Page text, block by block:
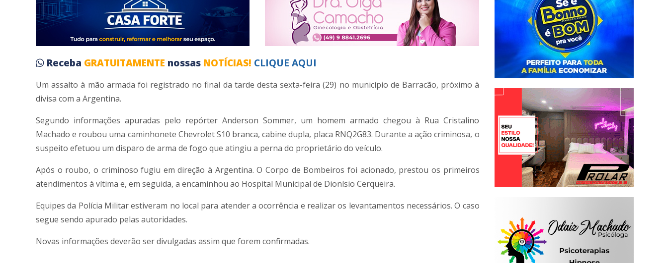
Receba GRATUITAMENTE nossas NOTÍCIAS! CLIQUE AQUI
Um assalto à mão armada foi registrado no final da tarde desta sexta-feira (29) no município de Barracão, próximo à
divisa com a Argentina.
Segundo informações apuradas pelo repórter Anderson Sommer, um homem armado chegou à Rua Cristalino
Machado e roubou uma caminhonete Chevrolet S10 branca, cabine dupla, placa RNQ2G83. Durante a ação criminosa, o
suspeito efetuou um disparo de arma de fogo que atingiu a perna do proprietário do veículo.
Após o roubo, o criminoso fugiu em direção à Argentina. O Corpo de Bombeiros foi acionado, prestou os primeiros
atendimentos à vítima e, em seguida, a encaminhou ao Hospital Municipal de Dionísio Cerqueira.
Equipes da Polícia Militar estiveram no local para atender a ocorrência e realizar os levantamentos necessários. O caso
segue sendo apurado pelas autoridades.
Novas informações deverão ser divulgadas assim que forem confirmadas.